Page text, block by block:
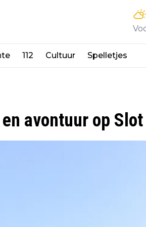
112 Cultuur Spelletjes
avontuur op